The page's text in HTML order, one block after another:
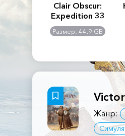
Creed
Clair Obscur:
Expedition 33
Размер: 44.9 GB
Жанр: